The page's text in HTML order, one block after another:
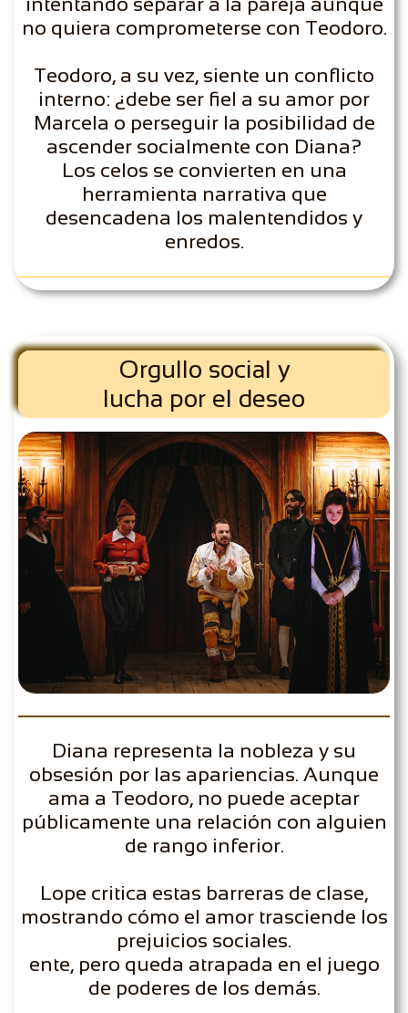
no quiera comprometerse con Teodoro.
Teodoro, a su vez, siente un conflicto
interno: ¿debe ser fiel a su amor por
Marcela o perseguir la posibilidad de
ascender socialmente con Diana?
Los celos se convierten en una
herramienta narrativa que
desencadena los malentendidos y
enredos.
Orgullo social y
lucha por el deseo
Diana representa la nobleza y su
obsesión por las apariencias. Aunque
ama a Teodoro, no puede aceptar
públicamente una relación con alguien
de rango inferior.
Lope critica estas barreras de clase,
mostrando cómo el amor trasciende los
prejuicios sociales.
​ente, pero queda atrapada en el juego
de poderes de los demás.